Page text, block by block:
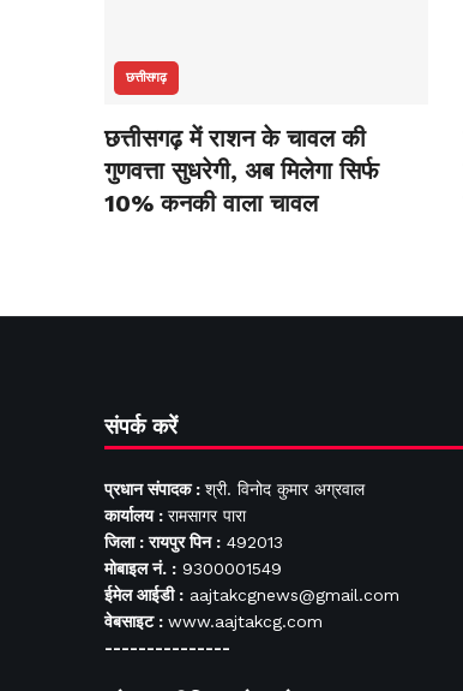
छत्तीसगढ़
छत्तीसगढ़ में राशन के चावल की
गुणवत्ता सुधरेगी, अब मिलेगा सिर्फ
10% कनकी वाला चावल
संपर्क करें
प्रधान संपादक : श्री. विनोद कुमार अग्रवाल
कार्यालय : रामसागर पारा
जिला : रायपुर पिन : 492013
मोबाइल नं. : 9300001549
ईमेल आईडी : aajtakcgnews@gmail.com
वेबसाइट : www.aajtakcg.com
---------------